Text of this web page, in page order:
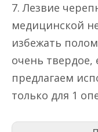
7. Лезвие
медицинской
избежать
очень твердое,
предлагаем
только для 1